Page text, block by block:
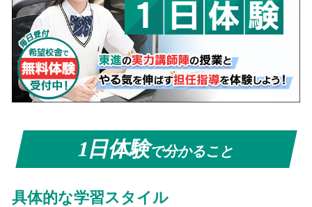
1日体験で分かること
具体的な学習スタイル